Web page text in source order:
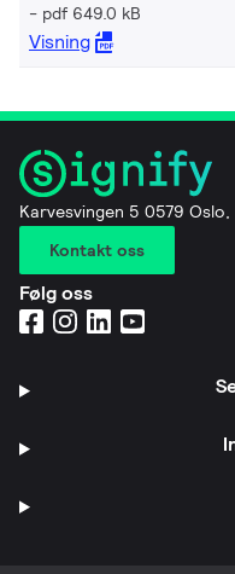
pdf 649.0 kB
Visning
Karvesvingen 5 0579
Kontakt oss
Følg oss